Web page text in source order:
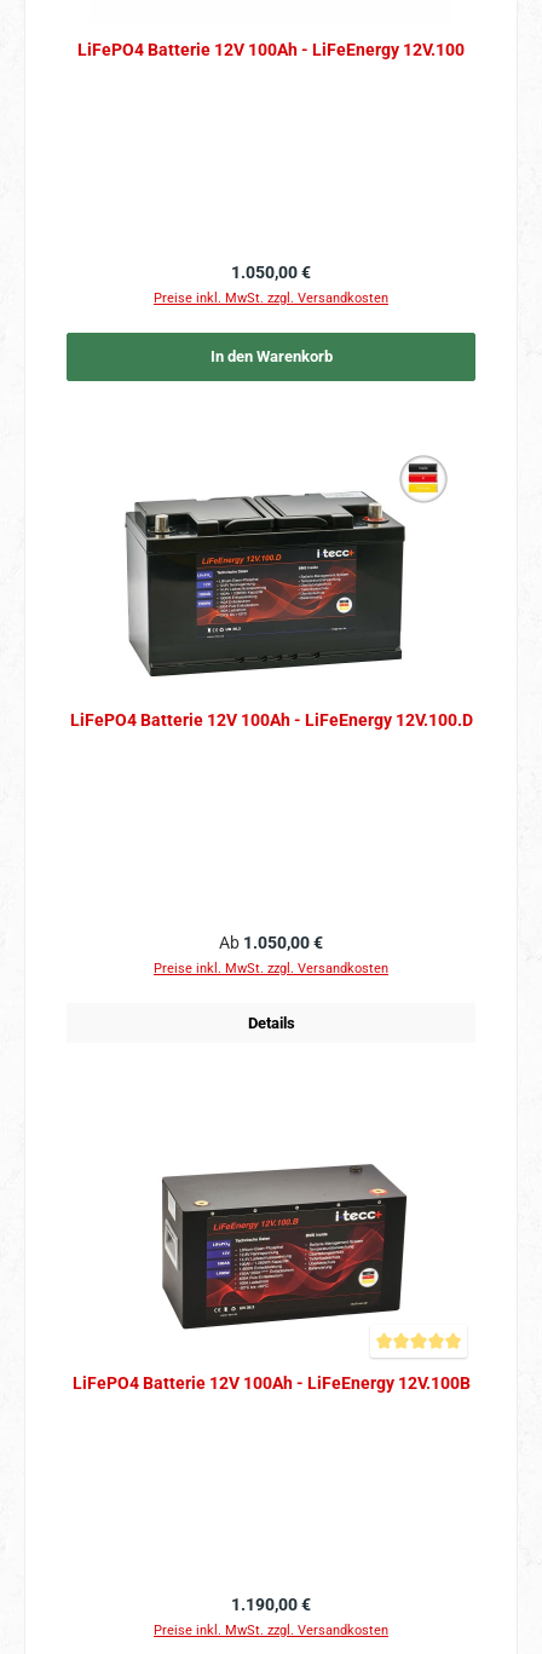
LiFePO4 Batterie 12V 100Ah - LiFeEnergy 12V.100
Regulärer Preis:
1.050,00 €
Preise inkl. MwSt. zzgl. Versandkosten
In den Warenkorb
LiFePO4 Batterie 12V 100Ah - LiFeEnergy 12V.100.D
Regulärer Preis:
Ab 1.050,00 €
Preise inkl. MwSt. zzgl. Versandkosten
Details
Durchschnittliche
LiFePO4 Batterie 12V 100Ah - LiFeEnergy 12V.100B
Regulärer Preis:
1.190,00 €
Preise inkl. MwSt. zzgl. Versandkosten